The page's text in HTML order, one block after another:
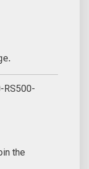
RS500-
the